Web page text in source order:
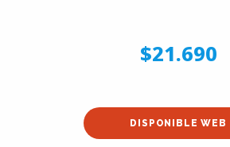
$21.690
DISPONIBLE WEB